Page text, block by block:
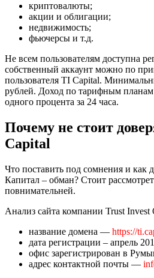
криптовалюты;
акции и облигации;
недвижимость;
фьючерсы и т.д.
Не всем пользователям доступна
собственный аккаунт можно по
пользователя TI Capital.
рублей. Доход по тарифным планам
одного процента за 24 часа.
Почему не стоит
Capital
Что поставить под сомнения и как
Капитал – обман? Стоит
повнимательней.
Анализ сайта компании Trust Invest
название домена — https://
дата регистрации – апрель
офис зарегистрирован в
адрес контактной почты —